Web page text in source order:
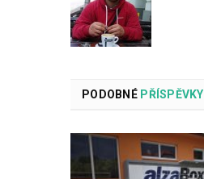
PODOBNÉPŘÍSPĚVKY